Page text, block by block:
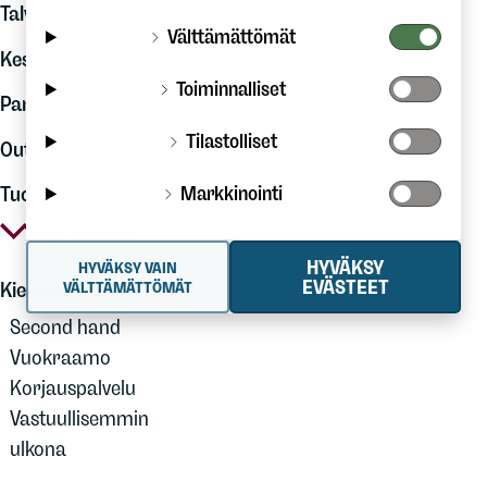
Talvilajit
Kesälajit
Partio
Outlet
Tuotemerkit
Kiertotalous
Second hand
Vuokraamo
Korjauspalvelu
Vastuullisemmin
ulkona
Välttämättömät
Toiminnalliset
Tilastolliset
Markkinointi
HYVÄKSY
EVÄSTEET
HYVÄKSY VAIN
VÄLTTÄMÄTTÖMÄT